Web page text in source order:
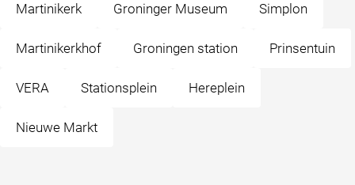
Martinikerk Groninger Museum Simplon
Martinikerkhof Groningen station Prinsentuin
VERA Stationsplein Hereplein
Nieuwe Markt